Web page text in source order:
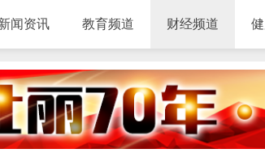
闻资讯 教育频道 财经频道